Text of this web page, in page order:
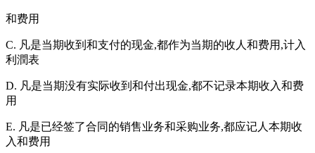
和费用
C. 凡是当期收到和支付的现金,都作为当期的收人和费用,计入
利潤表
D. 凡是当期没有实际收到和付出现金,都不记录本期收入和费
用
E. 凡是已经签了合同的销售业务和采购业务,都应记人本期收
入和费用